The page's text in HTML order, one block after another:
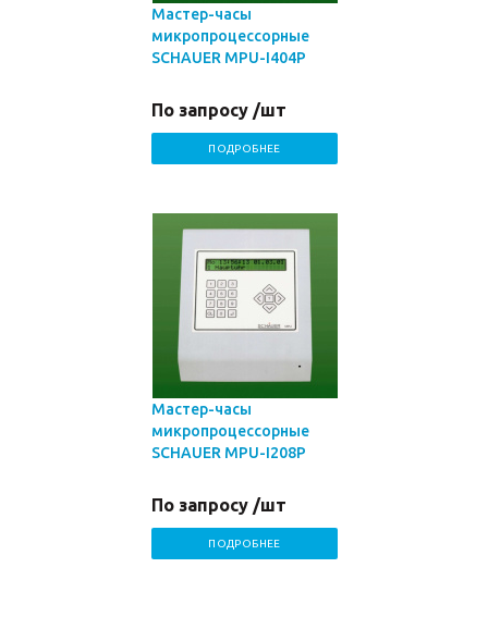
Мастер-часы
микропроцессорные
SCHAUER MPU-I404P
По запросу /шт
ПОДРОБНЕЕ
Мастер-часы
микропроцессорные
SCHAUER MPU-I208P
По запросу /шт
ПОДРОБНЕЕ